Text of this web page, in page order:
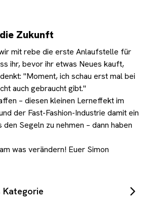
Zukunft
mit rebe die erste Anlaufstelle für
ihr, bevor ihr etwas Neues kauft,
"Moment, ich schau erst mal bei
auch gebraucht gibt."
– diesen kleinen Lerneffekt im
der Fast-Fashion-Industrie damit ein
den Segeln zu nehmen – dann haben
was verändern! Euer Simon
Kategorie